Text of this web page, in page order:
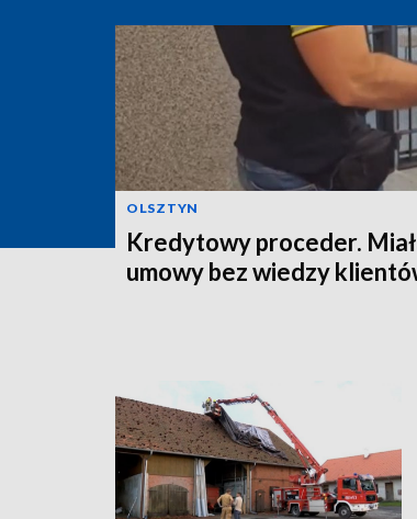
OLSZTYN
Kredytowy proceder.
umowy bez wiedzy